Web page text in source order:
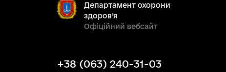
Департамент охорони
здоров’я
Офіційний вебсайт
+38 (063) 240-31-03